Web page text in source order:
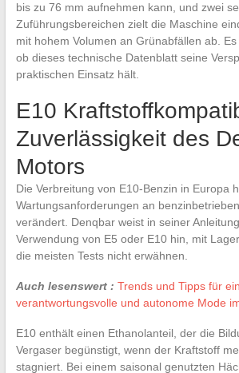
bis zu 76 mm aufnehmen kann, und zwei
Zuführungsbereichen zielt die Maschine
mit hohem Volumen an Grünabfällen ab. Es
ob dieses technische Datenblatt seine
praktischen Einsatz hält.
E10
Zuverlässigkeit des
Motors
Die Verbreitung von E10-Benzin in Europa
Wartungsanforderungen an
verändert. Denqbar weist in seiner
Verwendung von E5 oder E10 hin, mit
die meisten Tests nicht erwähnen.
Auch lesenswert : Trends und Tipps für
verantwortungsvolle und autonome Mode
E10 enthält einen Ethanolanteil, der die
Vergaser begünstigt, wenn der Kraftstoff
stagniert. Bei einem saisonal genutzten